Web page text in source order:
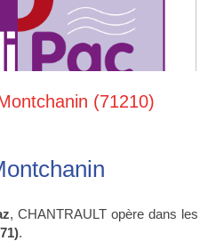
(71210)
, CHANTRAULT opère dans les
.